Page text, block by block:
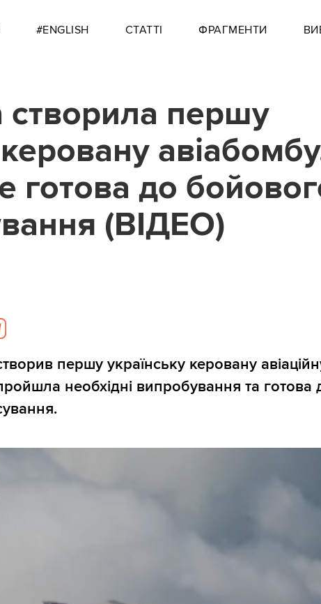
#ENGLISH СТАТТІ ФРАГМЕНТИ
створила першу
готова до
(ВІДЕО)
першу українську керовану
необхідні випробування та готова